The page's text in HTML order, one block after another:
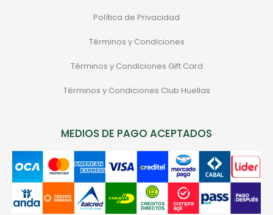
Política de Privacidad
Términos y Condiciones
Términos y Condiciones Gift Card
Términos y Condiciones Club Huellas
MEDIOS DE PAGO ACEPTADOS